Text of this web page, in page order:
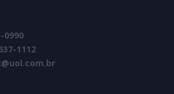
0990
1112